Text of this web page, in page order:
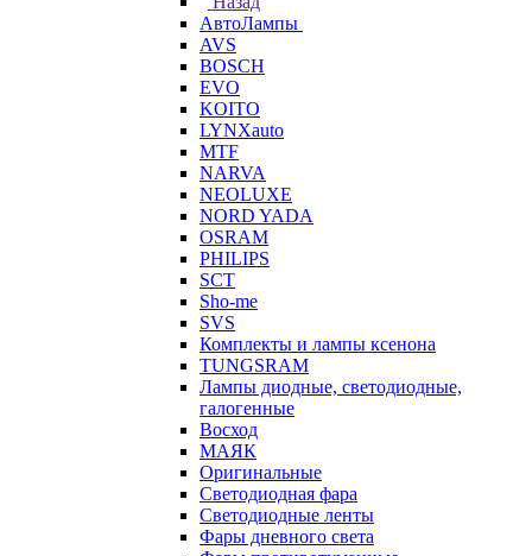
АвтоЛампы
AVS
BOSCH
EVO
KOITO
LYNXauto
MTF
NARVA
NEOLUXE
NORD YADA
OSRAM
PHILIPS
SCT
Sho-me
SVS
Комплекты и лампы ксенона
TUNGSRAM
Лампы диодные, светодиодные,
галогенные
Восход
МАЯК
Оригинальные
Светодиодная фара
Светодиодные ленты
Фары дневного света